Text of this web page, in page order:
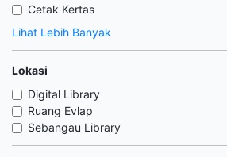
Cetak Kertas
Lihat Lebih Banyak
Lokasi
Digital Library
Ruang Evlap
Sebangau Library